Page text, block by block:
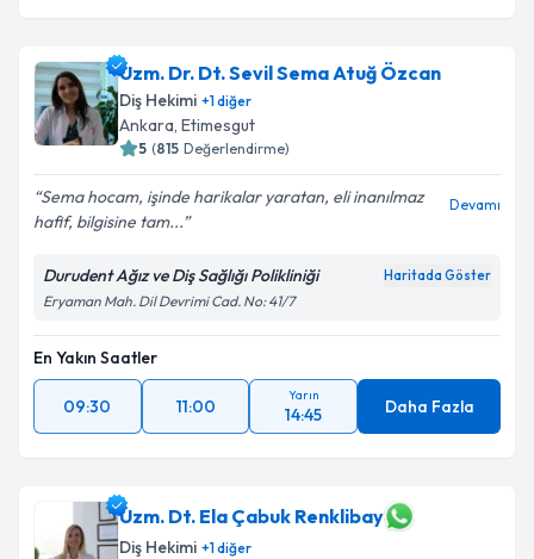
Uzm. Dr. Dt. Sevil Sema Atuğ Özcan
Diş Hekimi +1diğer
Ankara, Etimesgut
5 (815 Değerlendirme)
Sema hocam, işinde harikalar yaratan, eli inanılmaz
hafif, bilgisine tam...
Devamı
Durudent Ağız ve Diş Sağlığı Polikliniği Haritada Göster
Eryaman Mah. Dil Devrimi Cad. No: 41/7
En Yakın Saatler
09:30 11:00
Yarın
14:45 Daha Fazla
Uzm. Dt. Ela Çabuk Renklibay
Diş Hekimi +1diğer